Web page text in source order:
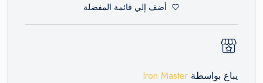
أضف إلي قائمة المفضلة
يباع بواسطة Iron Master